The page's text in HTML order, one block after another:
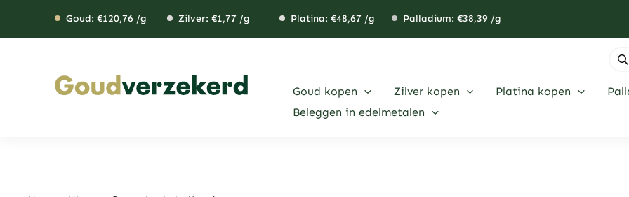
Goud: €120,76 /g Zilver: €1,77 /g Platina: €48,67 /g Palladium: €38,39 /g
Goud kopen Zilver kopen Platina kopen
Beleggen in edelmetalen